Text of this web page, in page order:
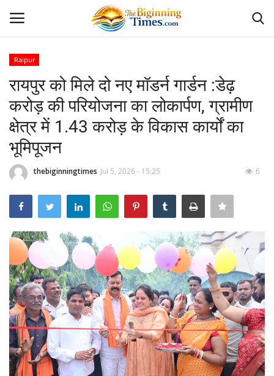
Home
अपराध
Contact
दैनिक पंचांग
दैनिक राशिफल
देश
विदेश
छत्तीसगढ़
राजनीति
Raipur
रायपुर को मिले दो नए मॉडर्न गार्डन :डेढ़
करोड़ की परियोजना का लोकार्पण, ग्रामीण
क्षेत्र में 1.43 करोड़ के विकास कार्यों का
भूमिपूजन
thebiginningtimes Jul 5, 2026 - 15:25 6